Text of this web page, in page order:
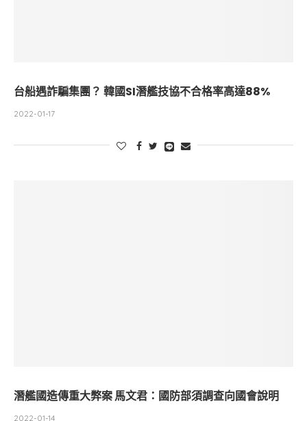
台船遇詐騙集團？ 韓國SI潛艦技協不合格率高達88%
2022-01-17
潛艦國造傳重大弊案 馬文君：國防部須調查向國會說明
2022-01-14